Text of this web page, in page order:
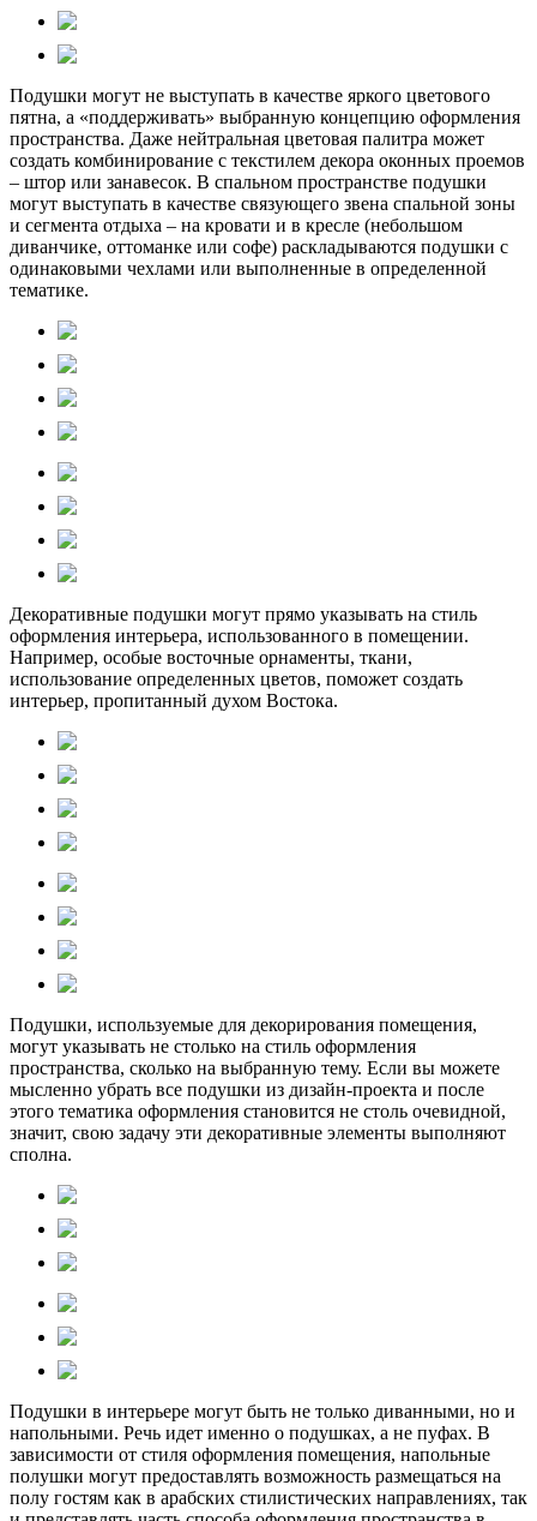
Подушки могут не выступать в качестве яркого цветового
пятна, а «поддерживать» выбранную концепцию оформления
пространства. Даже нейтральная цветовая палитра может
создать комбинирование с текстилем декора оконных проемов
– штор или занавесок. В спальном пространстве подушки
могут выступать в качестве связующего звена спальной зоны
и сегмента отдыха – на кровати и в кресле (небольшом
диванчике, оттоманке или софе) раскладываются подушки с
одинаковыми чехлами или выполненные в определенной
тематике.
Декоративные подушки могут прямо указывать на стиль
оформления интерьера, использованного в помещении.
Например, особые восточные орнаменты, ткани,
использование определенных цветов, поможет создать
интерьер, пропитанный духом Востока.
Подушки, используемые для декорирования помещения,
могут указывать не столько на стиль оформления
пространства, сколько на выбранную тему. Если вы можете
мысленно убрать все подушки из дизайн-проекта и после
этого тематика оформления становится не столь очевидной,
значит, свою задачу эти декоративные элементы выполняют
сполна.
Подушки в интерьере могут быть не только диванными, но и
напольными. Речь идет именно о подушках, а не пуфах. В
зависимости от стиля оформления помещения, напольные
полушки могут предоставлять возможность размещаться на
полу гостям как в арабских стилистических направлениях, так